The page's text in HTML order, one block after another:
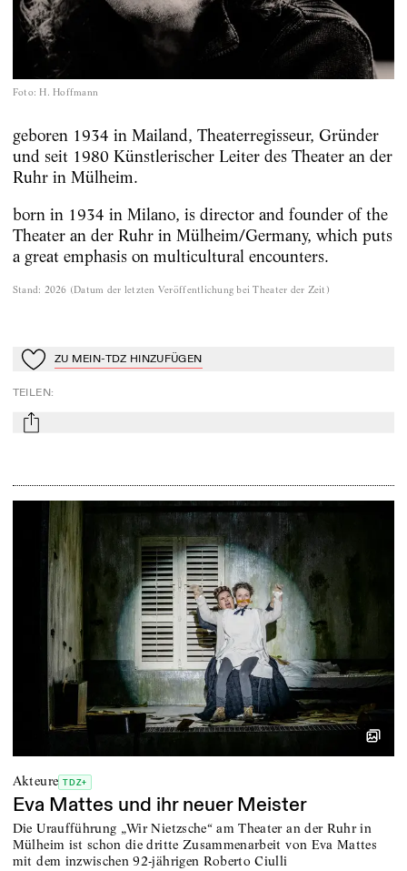
Foto: H. Hoffmann
geboren 1934 in Mailand, Theaterregisseur, Gründer
und seit 1980 Künstlerischer Leiter des Theater an der
Ruhr in Mülheim.
born in 1934 in Milano, is director and founder of the
Theater an der Ruhr in Mülheim/Germany, which puts
a great emphasis on multicultural encounters.
Stand: 2026 (Datum der letzten Veröffentlichung bei Theater der Zeit )
Zu Mein-TdZ hinzufügen
ZU MEIN-TDZ HINZUFÜGEN
TEILEN:
mail
Akteure TDZ+
Eva Mattes und ihr neuer Meister
Die Uraufführung „Wir Nietzsche“ am Theater an der Ruhr in
Mülheim ist schon die dritte Zusammenarbeit von Eva Mattes
mit dem inzwischen 92-jährigen Roberto Ciulli